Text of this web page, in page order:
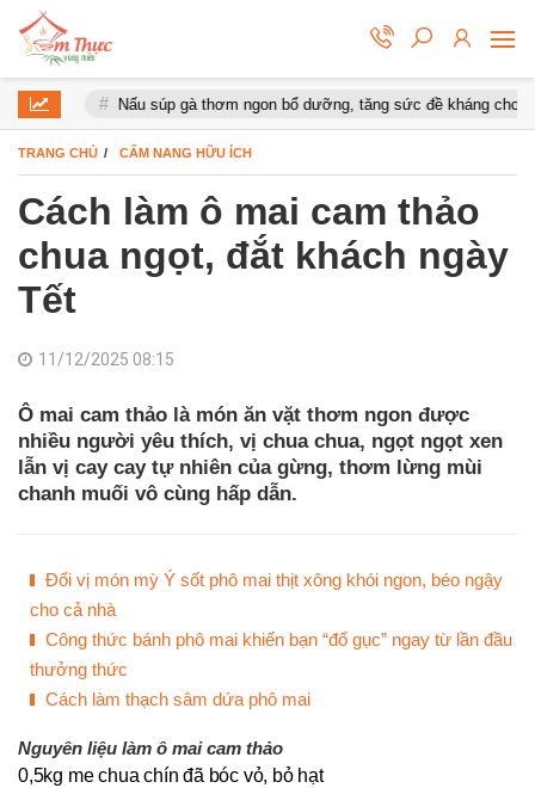
Nấu súp gà thơm ngon bổ dưỡng, tăng sức đề kháng cho cơ thể
TRANG CHỦ CẨM NANG HỮU ÍCH
Cách làm ô mai cam thảo
chua ngọt, đắt khách ngày
Tết
11/12/2025 08:15
Ô mai cam thảo là món ăn vặt thơm ngon được
nhiều người yêu thích, vị chua chua, ngọt ngọt xen
lẫn vị cay cay tự nhiên của gừng, thơm lừng mùi
chanh muối vô cùng hấp dẫn.
Đổi vị món mỳ Ý sốt phô mai thịt xông khói ngon, béo ngậy
cho cả nhà
Công thức bánh phô mai khiến bạn “đổ gục” ngay từ lần đầu
thưởng thức
Cách làm thạch sâm dứa phô mai
Nguyên liệu làm ô mai cam thảo
0,5kg me chua chín đã bóc vỏ, bỏ hạt